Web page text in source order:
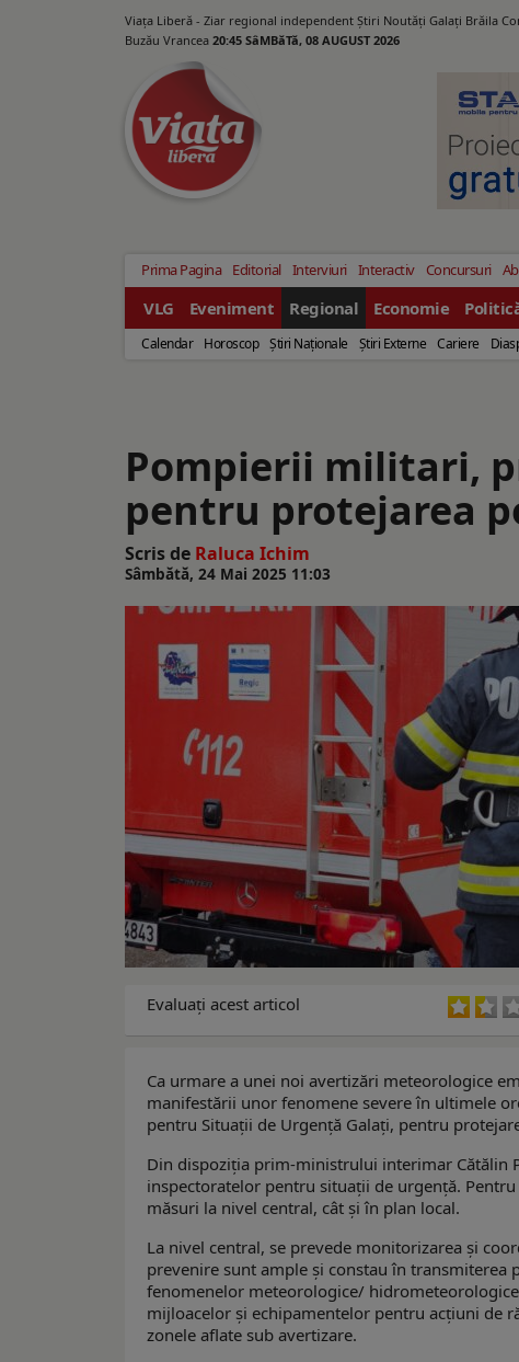
Viața Liberă - Ziar regional independent Știri Noutăți Galaţi Brăila
Buzău Vrancea 20:45 SâMBăTă, 08 AUGUST 2026
Prima Pagina Editorial Interviuri Interactiv Concursuri
VLG Eveniment Regional Economie
Calendar Horoscop Ştiri Naţionale Ştiri Externe Cariere
Pompierii militari,
pentru protejarea
Scris de Raluca Ichim
Sâmbătă, 24 Mai 2025 11:03
Evaluaţi acest articol
Ca urmare a unei noi avertizări meteorologice
manifestării unor fenomene severe în ultimele
pentru Situații de Urgență Galați, pentru
Din dispoziția prim-ministrului interimar Cătălin
inspectoratelor pentru situații de urgență.
măsuri la nivel central, cât și în plan local.
La nivel central, se prevede monitorizarea și
prevenire sunt ample și constau în transmiterea
fenomenelor meteorologice/
mijloacelor și echipamentelor pentru acțiuni de
zonele aflate sub avertizare.